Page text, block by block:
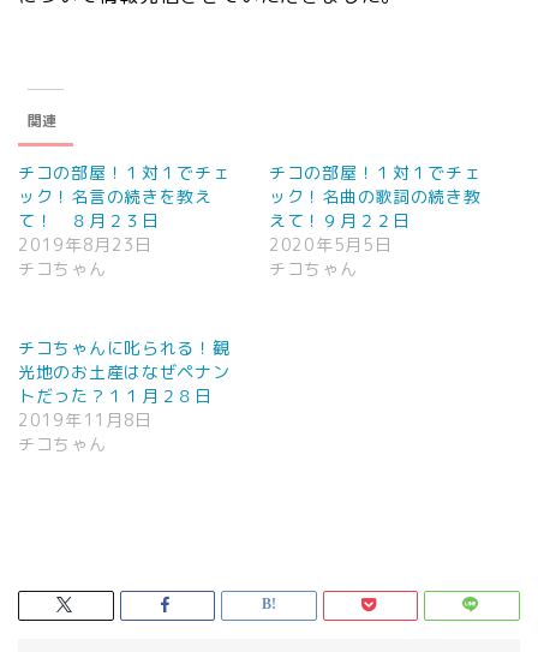
関連
チコの部屋！１対１でチェ
ック！名言の続きを教え
て！ ８月２３日
2019年8月23日
チコちゃん
チコの部屋！１対１でチェ
ック！名曲の歌詞の続き教
えて！９月２２日
2020年5月5日
チコちゃん
チコちゃんに叱られる！観
光地のお土産はなぜペナン
トだった？１１月２８日
2019年11月8日
チコちゃん